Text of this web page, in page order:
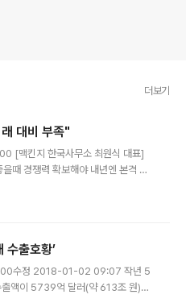
더보기
대비 부족"
[맥킨지 한국사무소 최원식 대표]
때 경쟁력 확보해야 내년엔 본격 글
게 진짜 심..
수출호황’
수정 2018-01-02 09:07 작년 5
출액이 5739억 달러(약 613조 원)로